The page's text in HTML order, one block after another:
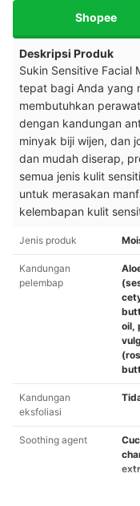
Shopee
Deskripsi Produk
Sukin Sensitive Facial
tepat bagi Anda yang
membutuhkan
dengan kandungan
minyak biji wijen, dan
dan mudah diserap,
semua jenis kulit
untuk merasakan
kelembapan kulit
Jenis produk
Kandungan
pelembap
oil,
Kandungan
eksfoliasi
Soothing agent